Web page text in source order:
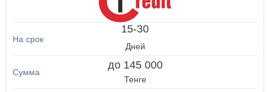
15-30
Дней
до 145 000
Тенге